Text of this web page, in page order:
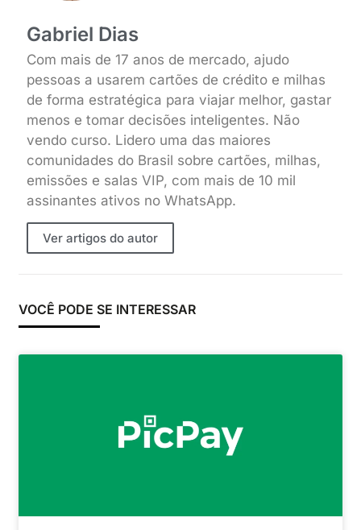
Gabriel Dias
Com mais de 17 anos de mercado, ajudo
pessoas a usarem cartões de crédito e milhas
de forma estratégica para viajar melhor, gastar
menos e tomar decisões inteligentes. Não
vendo curso. Lidero uma das maiores
comunidades do Brasil sobre cartões, milhas,
emissões e salas VIP, com mais de 10 mil
assinantes ativos no WhatsApp.
Ver artigos do autor
VOCÊ PODE SE INTERESSAR